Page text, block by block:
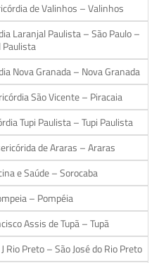
de Valinhos – Valinhos
Laranjal Paulista – São Paulo –
Nova Granada – Nova Granada
São Vicente – Piracaia
Tupi Paulista – Tupi Paulista
de Araras – Araras
e Saúde – Sorocaba
– Pompéia
Assis de Tupã – Tupã
Rio Preto – São José do Rio Preto